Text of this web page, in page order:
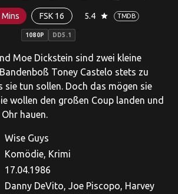
Mins FSK 16 5.4 star TMDB
1080P DD5.1
Moe Dickstein sind zwei kleine
Toney Castelo stets zu
sie tun sollen. Doch das mögen sie
wollen den großen Coup landen und
hauen.
Wise Guys
Komödie, Krimi
17.04.1986
Danny DeVito, Joe Piscopo, Harvey